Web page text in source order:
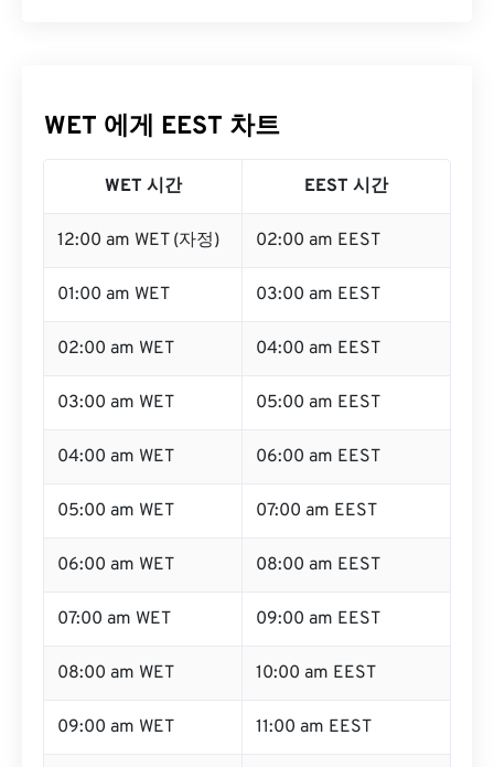
WET 에게 EEST 차트
WET 시간 EEST 시간
12:00 am WET (자정) 02:00 am EEST
01:00 am WET 03:00 am EEST
02:00 am WET 04:00 am EEST
03:00 am WET 05:00 am EEST
04:00 am WET 06:00 am EEST
05:00 am WET 07:00 am EEST
06:00 am WET 08:00 am EEST
07:00 am WET 09:00 am EEST
08:00 am WET 10:00 am EEST
09:00 am WET 11:00 am EEST